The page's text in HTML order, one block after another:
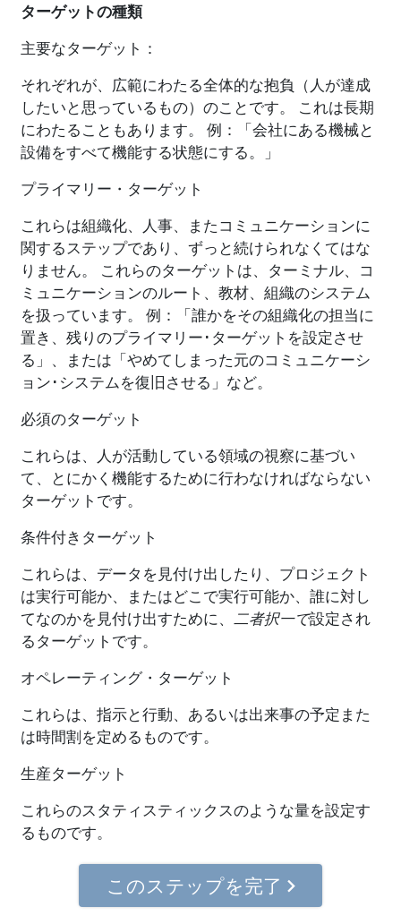
ターゲットの種類
主要なターゲット：
それぞれが、広範にわたる全体的な抱負（人が達成
したいと思っているもの）のことです。 これは長期
にわたることもあります。 例：「会社にある機械と
設備をすべて機能する状態にする。」
プライマリー・ターゲット
これらは組織化、人事、またコミュニケーションに
関するステップであり、ずっと続けられなくてはな
りません。 これらのターゲットは、ターミナル、コ
ミュニケーションのルート、教材、組織のシステム
を扱っています。 例：「誰かをその組織化の担当に
置き、残りのプライマリー･ターゲットを設定させ
る」、または「やめてしまった元のコミュニケーシ
ョン･システムを復旧させる」など。
必須のターゲット
これらは、人が活動している領域の視察に基づい
て、とにかく機能するために行わなければならない
ターゲットです。
条件付きターゲット
これらは、データを見付け出したり、プロジェクト
は実行可能か、またはどこで実行可能か、誰に対し
てなのかを見付け出すために、 二者択一で設定され
るターゲットです。
オペレーティング・ターゲット
これらは、指示と行動、あるいは出来事の予定また
は時間割を定めるものです。
生産ターゲット
これらのスタティスティックスのような量を設定す
るものです。
このステップを完了